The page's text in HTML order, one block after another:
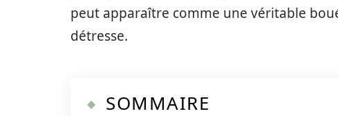
peut apparaître comme une véritable
détresse.
SOMMAIRE